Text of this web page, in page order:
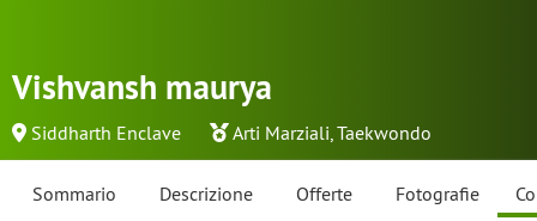
Vishvansh maurya
Siddharth Enclave Arti Marziali,Taekwondo
Sommario Descrizione Offerte Fotografie